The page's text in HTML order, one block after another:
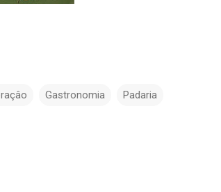
Gastronomia Padaria